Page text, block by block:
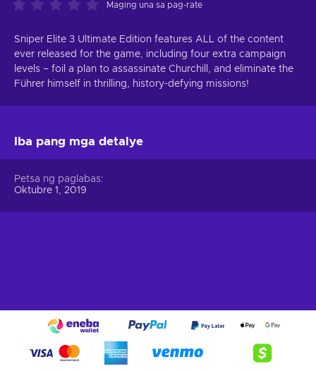
Maging una sa pag-rate
Sniper Elite 3 Ultimate Edition features ALL of the content
ever released for the game, including four extra campaign
levels – foil a plan to assassinate Churchill, and eliminate the
Führer himself in thrilling, history-defying missions!
Iba pang mga detalye
Petsa ng paglabas
Oktubre 1, 2019